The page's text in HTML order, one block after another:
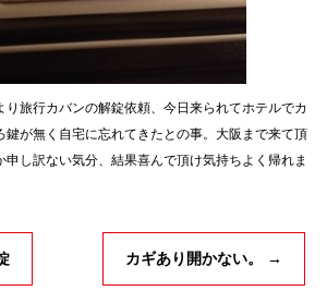
旅行カバンの解錠依頼、今日来られてホテルでカ
鍵が無く自宅に忘れてきたとの事。大阪まで来て頂
申し訳ない気分、結果喜んで頂け気持ちよく帰れま
カギあり開かない。 →